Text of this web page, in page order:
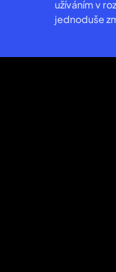
Ideální
užíváním v
jednoduše